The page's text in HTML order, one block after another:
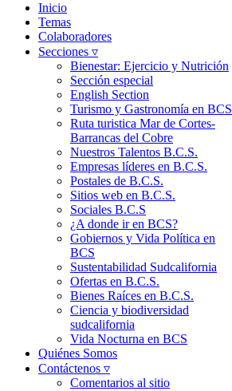
Inicio
Temas
Colaboradores
Secciones ▿
Bienestar: Ejercicio y Nutrición
Sección especial
English Section
Turismo y Gastronomía en BCS
Ruta turistica Mar de Cortes-
Barrancas del Cobre
Nuestros Talentos B.C.S.
Empresas líderes en B.C.S.
Postales de B.C.S.
Sitios web en B.C.S.
Sociales B.C.S
¿A donde ir en BCS?
Gobiernos y Vida Política en
BCS
Sustentabilidad Sudcalifornia
Ofertas en B.C.S.
Bienes Raíces en B.C.S.
Ciencia y biodiversidad
sudcalifornia
Vida Nocturna en BCS
Quiénes Somos
Contáctenos ▿
Comentarios al sitio